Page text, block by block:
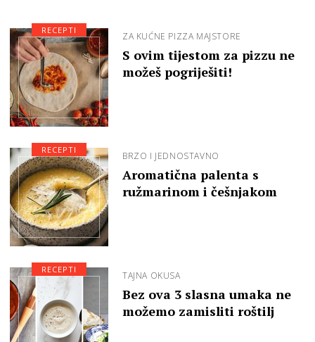
ZA KUĆNE PIZZA MAJSTORE
S ovim tijestom za pizzu ne
možeš pogriješiti!
RECEPTI
BRZO I JEDNOSTAVNO
Aromatična palenta s
ružmarinom i češnjakom
RECEPTI
TAJNA OKUSA
Bez ova 3 slasna umaka ne
možemo zamisliti roštilj
RECEPTI